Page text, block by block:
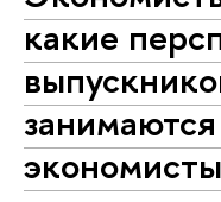
какие
экономисты